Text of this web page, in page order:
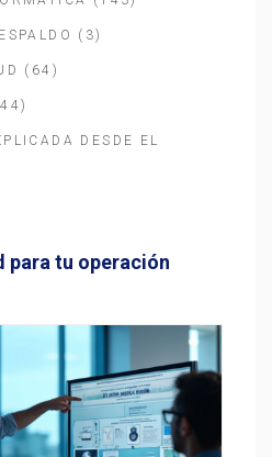
(3)
(64)
DESDE EL
tu operación